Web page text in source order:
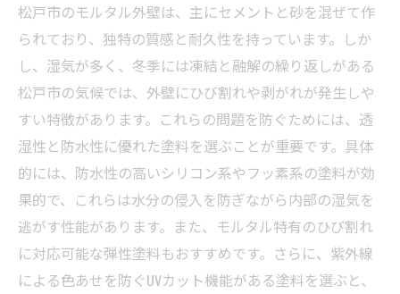
松戸市のモルタル外壁は、主にセメントと砂を混ぜて作
られており、独特の質感と耐久性を持っています。しか
し、湿気が多く、冬季には凍結と融解の繰り返しがある
松戸市の気候では、外壁にひび割れや剥がれが発生しや
すい特徴があります。これらの問題を防ぐためには、透
湿性と防水性に優れた塗料を選ぶことが重要です。具体
的には、防水性の高いシリコン系やフッ素系の塗料が効
果的で、これらは水分の侵入を防ぎながら内部の湿気を
逃がす性能があります。また、モルタル特有のひび割れ
に対応可能な弾性塗料もおすすめです。さらに、紫外線
による色あせを防ぐUVカット機能がある塗料を選ぶと、